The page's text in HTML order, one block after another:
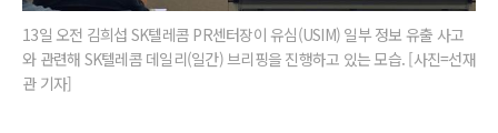
13일 오전 김희섭 SK텔레콤 PR센터장이 유심(USIM) 일부 정보 유출 사고
와 관련해 SK텔레콤 데일리(일간) 브리핑을 진행하고 있는 모습. [사진=선재
관 기자]